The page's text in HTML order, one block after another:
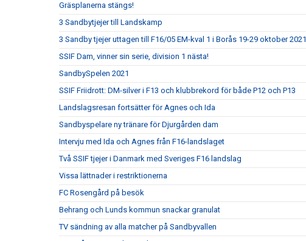
Gräsplanerna stängs!
3 Sandbytjejer till Landskamp
3 Sandby tjejer uttagen till F16/05 EM-kval 1 i Borås 19-29 oktober 2021
SSIF Dam, vinner sin serie, division 1 nästa!
SandbySpelen 2021
SSIF Friidrott: DM-silver i F13 och klubbrekord för både P12 och P13
Landslagsresan fortsätter för Agnes och Ida
Sandbyspelare ny tränare för Djurgården dam
Intervju med Ida och Agnes från F16-landslaget
Två SSIF tjejer i Danmark med Sveriges F16 landslag
Vissa lättnader i restriktionerna
FC Rosengård på besök
Behrang och Lunds kommun snackar granulat
TV sändning av alla matcher på Sandbyvallen